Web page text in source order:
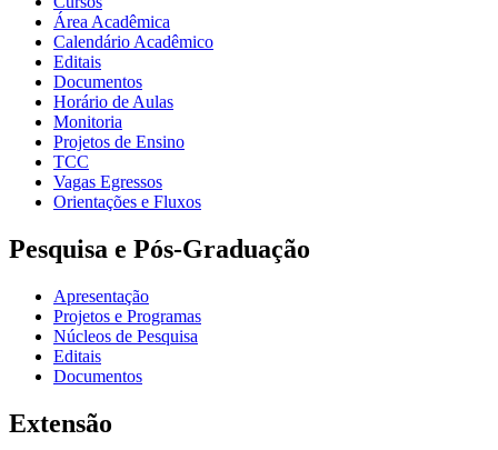
Área Acadêmica
Calendário Acadêmico
Editais
Documentos
Horário de Aulas
Monitoria
Projetos de Ensino
TCC
Vagas Egressos
Orientações e Fluxos
Pesquisa e Pós-Graduação
Apresentação
Projetos e Programas
Núcleos de Pesquisa
Editais
Documentos
Extensão